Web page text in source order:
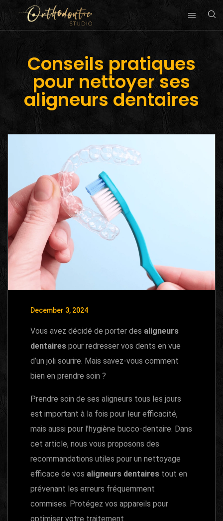
Conseils pratiques
pour nettoyer ses
aligneurs dentaires
December 3, 2024
Vous avez décidé de porter des aligneurs
dentaires pour redresser vos dents en vue
d’un joli sourire. Mais savez-vous comment
bien en prendre soin ?
Prendre soin de ses aligneurs tous les jours
est important à la fois pour leur efficacité,
mais aussi pour l’hygiène bucco-dentaire. Dans
cet article, nous vous proposons des
recommandations utiles pour un nettoyage
efficace de vos aligneurs dentaires tout en
prévenant les erreurs fréquemment
commises. Protégez vos appareils pour
optimiser votre traitement.